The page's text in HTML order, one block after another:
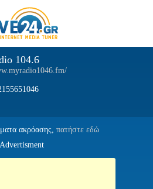
104.6
ακρόασης, πατήστε εδώ
Advertisment